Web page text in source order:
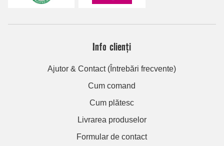
Info clienți
Ajutor & Contact (Întrebări frecvente)
Cum comand
Cum plătesc
Livrarea produselor
Formular de contact